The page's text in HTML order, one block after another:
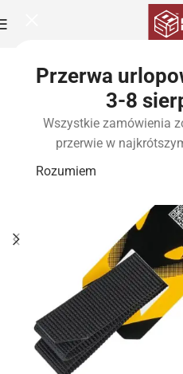
Przerwa
3-8
Wszystkie zamówienia
przerwie w
Rozumiem